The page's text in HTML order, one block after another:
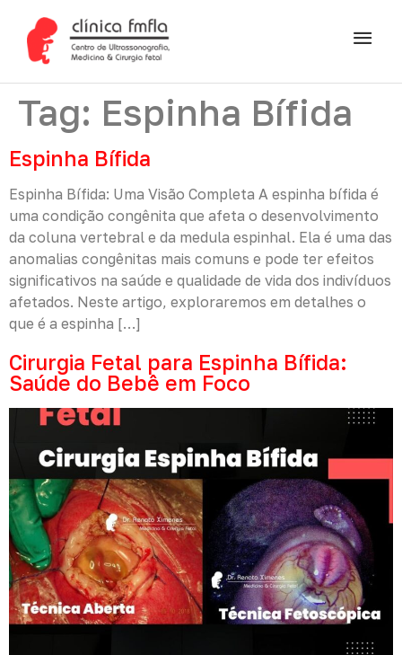
Tag: Espinha Bífida
Espinha Bífida
Espinha Bífida: Uma Visão Completa A espinha bífida é
uma condição congênita que afeta o desenvolvimento
da coluna vertebral e da medula espinhal. Ela é uma das
anomalias congênitas mais comuns e pode ter efeitos
significativos na saúde e qualidade de vida dos indivíduos
afetados. Neste artigo, exploraremos em detalhes o
que é a espinha […]
Cirurgia Fetal para Espinha Bífida:
Saúde do Bebê em Foco